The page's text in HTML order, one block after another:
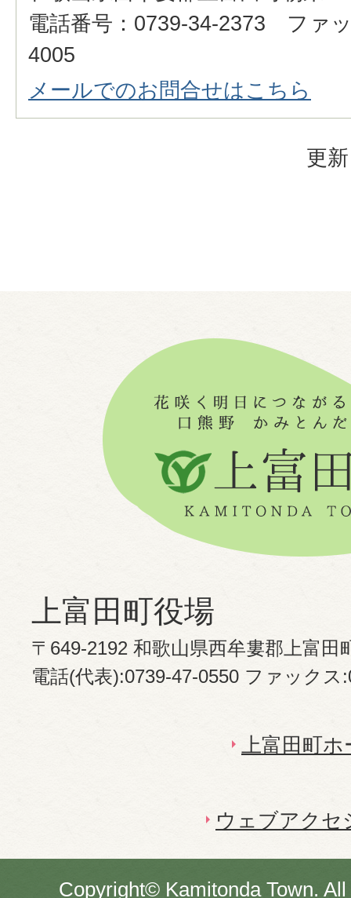
電話番号：0739-34-2373 ファ
4005
メールでのお問合せはこちら
更
上富田町役場
〒649-2192 和歌山県西牟婁郡上富田
電話(代表):0739-47-0550 ファックス
上富田町
ウェブアクセ
Copyright© Kamitonda Town.